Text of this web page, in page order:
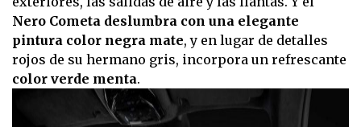
Nero Cometa deslumbra con una elegante
pintura color negra mate, y en lugar de detalles
rojos de su hermano gris, incorpora un refrescante
color verde menta.